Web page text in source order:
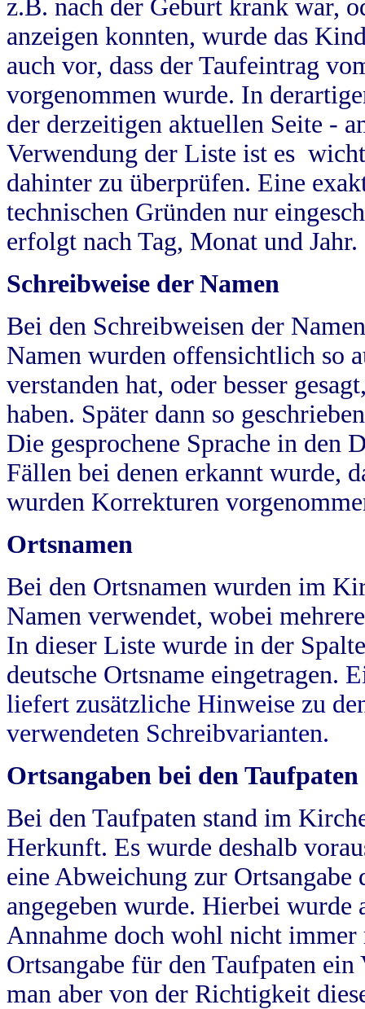
z.B. nach der Geburt krank war,
anzeigen konnten, wurde das
auch vor, dass der Taufeintrag
vorgenommen wurde. In
der derzeitigen aktuellen Seite -
Verwendung der Liste ist es
dahinter zu überprüfen. Eine
technischen Gründen nur
erfolgt nach Tag, Monat und Jahr.
Schreibweise der Namen
Bei den Schreibweisen der
Namen wurden offensichtlich so
verstanden hat, oder besser
haben. Später dann so
Die gesprochene Sprache in
Fällen bei denen erkannt wurde,
wurden Korrekturen
Ortsnamen
Bei den Ortsnamen wurden im
Namen verwendet, wobei
In dieser Liste wurde in der
deutsche Ortsname eingetragen.
liefert zusätzliche Hinweise zu
verwendeten Schreibvarianten.
Ortsangaben bei den Taufpaten
Bei den Taufpaten stand im
Herkunft. Es wurde deshalb
eine Abweichung zur
angegeben wurde. Hierbei wurde
Annahme doch wohl nicht
Ortsangabe für den Taufpaten
man aber von der Richtigkeit